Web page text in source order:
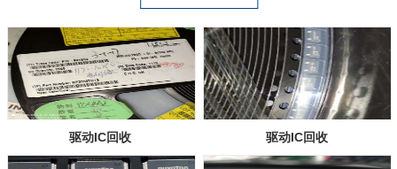
驱动IC回收 驱动IC回收